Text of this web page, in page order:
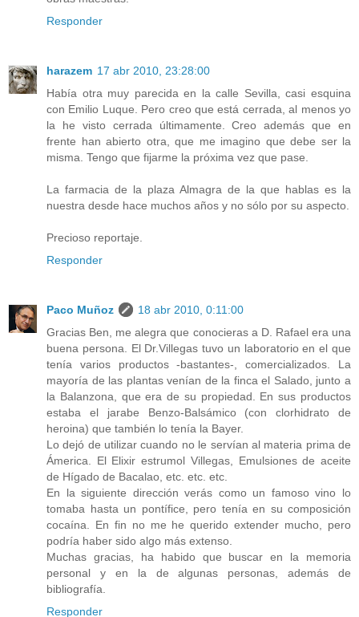
Responder
harazem 17 abr 2010, 23:28:00
Había otra muy parecida en la calle Sevilla, casi esquina
con Emilio Luque. Pero creo que está cerrada, al menos yo
la he visto cerrada últimamente. Creo además que en
frente han abierto otra, que me imagino que debe ser la
misma. Tengo que fijarme la próxima vez que pase.
La farmacia de la plaza Almagra de la que hablas es la
nuestra desde hace muchos años y no sólo por su aspecto.
Precioso reportaje.
Responder
Paco Muñoz
18 abr 2010, 0:11:00
Gracias Ben, me alegra que conocieras a D. Rafael era una
buena persona. El Dr.Villegas tuvo un laboratorio en el que
tenía varios productos -bastantes-, comercializados. La
mayoría de las plantas venían de la finca el Salado, junto a
la Balanzona, que era de su propiedad. En sus productos
estaba el jarabe Benzo-Balsámico (con clorhidrato de
heroina) que también lo tenía la Bayer.
Lo dejó de utilizar cuando no le servían al materia prima de
Ámerica. El Elixir estrumol Villegas, Emulsiones de aceite
de Hígado de Bacalao, etc. etc. etc.
En la siguiente dirección verás como un famoso vino lo
tomaba hasta un pontífice, pero tenía en su composición
cocaína. En fin no me he querido extender mucho, pero
podría haber sido algo más extenso.
Muchas gracias, ha habido que buscar en la memoria
personal y en la de algunas personas, además de
bibliografía.
Responder